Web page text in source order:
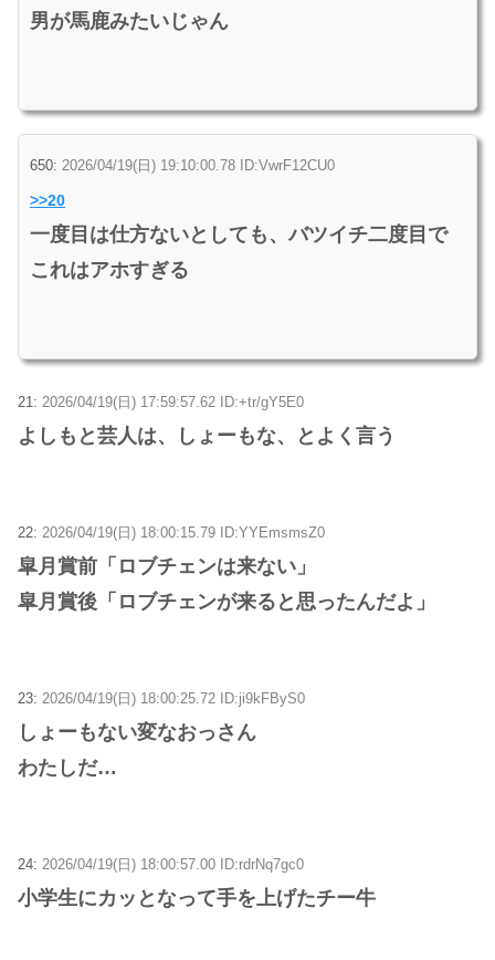
男が馬鹿みたいじゃん
650: 2026/04/19(日) 19:10:00.78 ID:VwrF12CU0
>>20
一度目は仕方ないとしても、バツイチ二度目で
これはアホすぎる
21: 2026/04/19(日) 17:59:57.62 ID:+tr/gY5E0
よしもと芸人は、しょーもな、とよく言う
22: 2026/04/19(日) 18:00:15.79 ID:YYEmsmsZ0
皐月賞前「ロブチェンは来ない」
皐月賞後「ロブチェンが来ると思ったんだよ」
23: 2026/04/19(日) 18:00:25.72 ID:ji9kFByS0
しょーもない変なおっさん
わたしだ…
24: 2026/04/19(日) 18:00:57.00 ID:rdrNq7gc0
小学生にカッとなって手を上げたチー牛